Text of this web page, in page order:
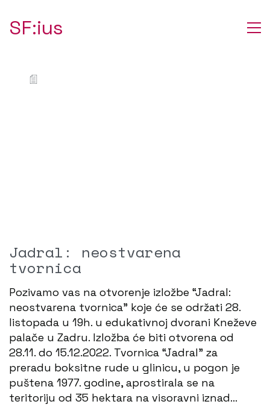
SF:ius
Jadral: neostvarena
tvornica
Pozivamo vas na otvorenje izložbe “Jadral:
neostvarena tvornica” koje će se održati 28.
listopada u 19h. u edukativnoj dvorani Kneževe
palače u Zadru. Izložba će biti otvorena od
28.11. do 15.12.2022. Tvornica “Jadral” za
preradu boksitne rude u glinicu, u pogon je
puštena 1977. godine, aprostirala se na
teritoriju od 35 hektara na visoravni iznad…